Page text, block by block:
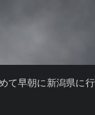
て早朝に新潟県に